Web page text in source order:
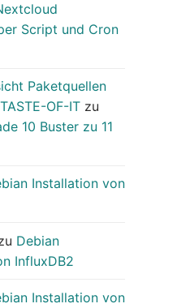
Script und Cron
Paketquellen
OF-IT zu
10 Buster zu 11
Installation von
Debian
InfluxDB2
Installation von